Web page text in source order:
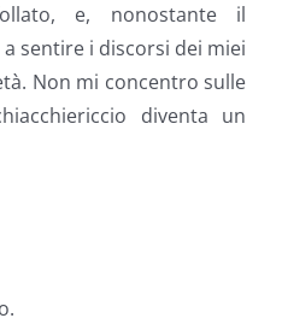
e, nonostante il
sentire i discorsi dei miei
Non mi concentro sulle
diventa un